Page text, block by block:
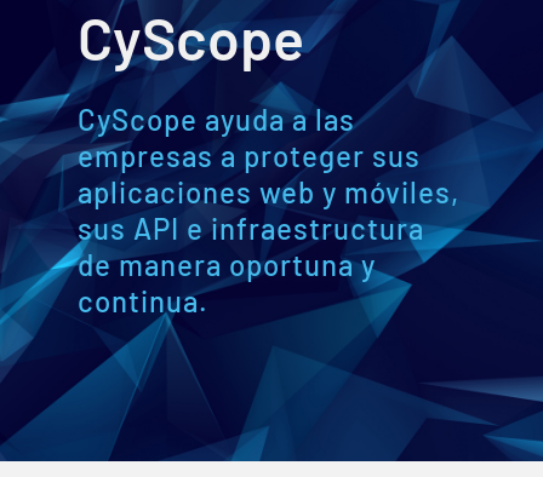
CyScope
CyScope ayuda a las
empresas a proteger sus
aplicaciones web y móviles,
sus API e infraestructura
de manera oportuna y
continua.